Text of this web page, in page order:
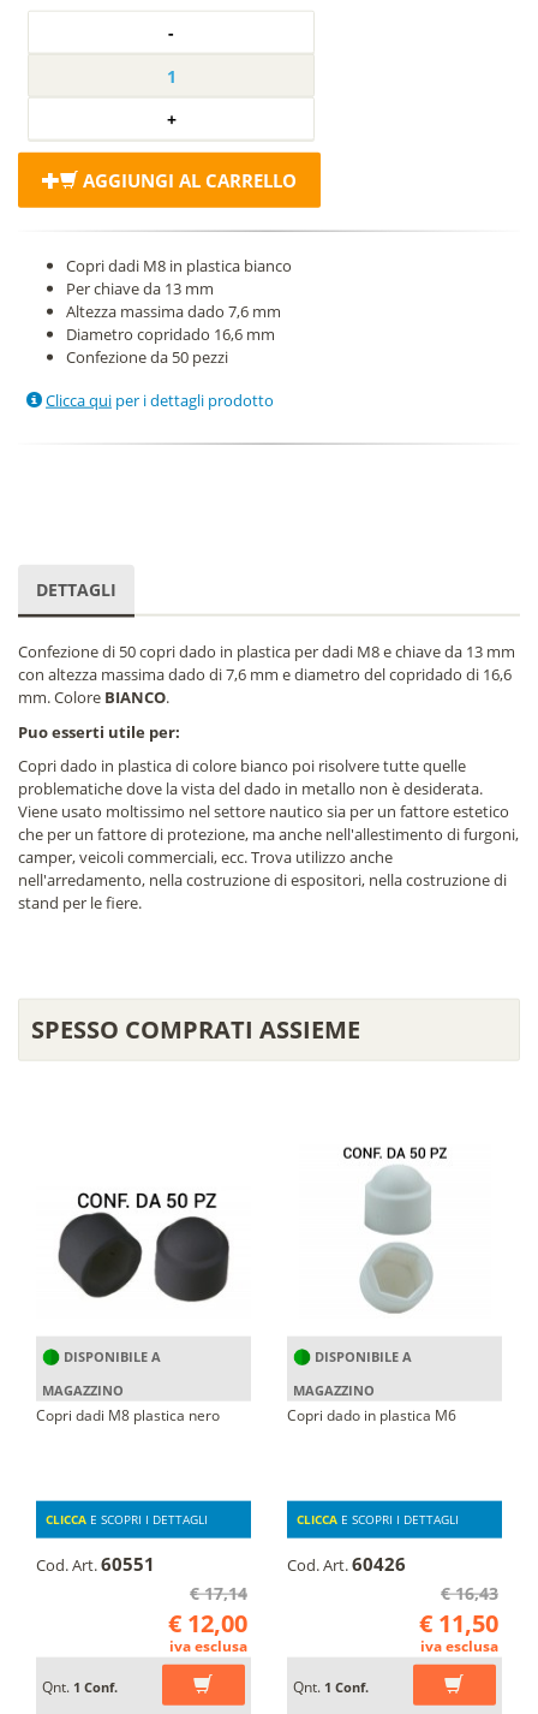
AGGIUNGI AL CARRELLO
Copri dadi M8 in plastica bianco
Per chiave da 13 mm
Altezza massima dado 7,6 mm
Diametro copridado 16,6 mm
Confezione da 50 pezzi
Clicca qui per i dettagli prodotto
DETTAGLI
Confezione di 50 copri dado in plastica per dadi M8 e chiave da 13 mm
con altezza massima dado di 7,6 mm e diametro del copridado di 16,6
mm. Colore BIANCO.
Puo esserti utile per:
Copri dado in plastica di colore bianco poi risolvere tutte quelle
problematiche dove la vista del dado in metallo non è desiderata.
Viene usato moltissimo nel settore nautico sia per un fattore estetico
che per un fattore di protezione, ma anche nell'allestimento di furgoni,
camper, veicoli commerciali, ecc. Trova utilizzo anche
nell'arredamento, nella costruzione di espositori, nella costruzione di
stand per le fiere.
SPESSO COMPRATI ASSIEME
DISPONIBILE A
MAGAZZINO
Copri dadi M8 plastica nero
CLICCA E SCOPRI I DETTAGLI
Cod. Art.60551
€ 17,14
€ 12,00
iva esclusa
Qnt. 1 Conf.
DISPONIBILE A
MAGAZZINO
Copri dado in plastica M6
CLICCA E SCOPRI I DETTAGLI
Cod. Art.60426
€ 16,43
€ 11,50
iva esclusa
Qnt. 1 Conf.